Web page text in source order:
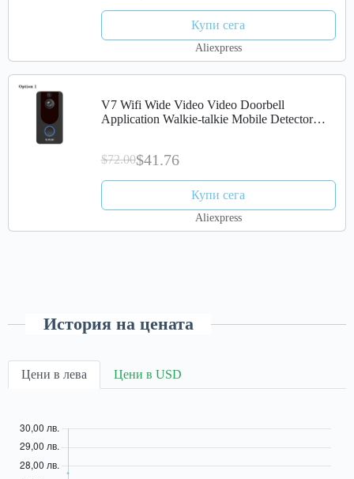
Купи сега
Aliexpress
V7 Wifi Wide Video Video Doorbell
Application Walkie-talkie Mobile Detector
$72.00$41.76
Купи сега
Aliexpress
История на цената
Цени в лева Цени в USD